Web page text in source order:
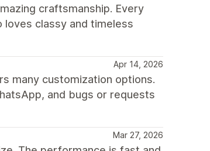
craftsmanship. Every
loves classy and timeless
Apr 14, 2026
many customization options.
and bugs or requests
Mar 27, 2026